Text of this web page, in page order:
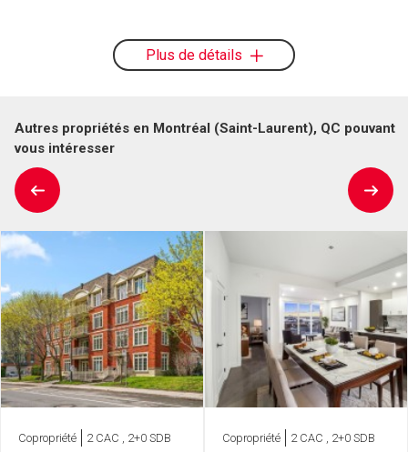
Plus de détails
Autres propriétés en Montréal (Saint-Laurent), QC pouvant
vous intéresser
Copropriété 2 CAC , 2+0 SDB Copropriété 2 CAC , 2+0 SDB